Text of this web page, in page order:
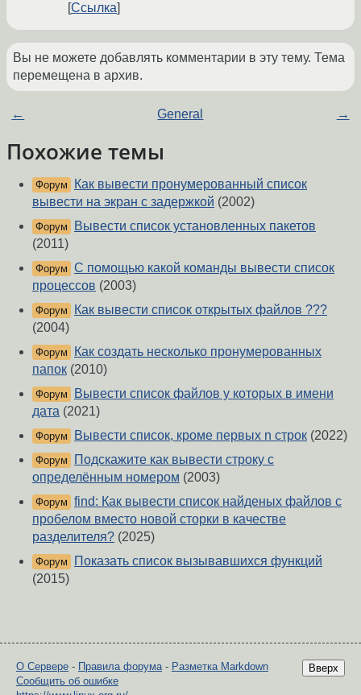
Ссылка
Вы не можете добавлять комментарии в эту тему. Тема
перемещена в архив.
← General →
Похожие темы
Форум
Как вывести пронумерованный список
вывести на экран с задержкой (2002)
Форум
Вывести список установленных пакетов
(2011)
Форум С помощью какой команды вывести список
процессов (2003)
Форум
Как вывести список открытых файлов ???
(2004)
Форум
Как создать несколько пронумерованных
папок (2010)
Форум
Вывести список файлов у которых в имени
дата (2021)
Форум Вывести список, кроме первых n строк (2022)
Форум
Подскажите как вывести строку с
определённым номером (2003)
Форум find: Как вывести список найденых файлов с
пробелом вместо новой сторки в качестве
разделителя? (2025)
Форум
Показать список вызывавшихся функций
(2015)
Вверх
О Сервере - Правила форума- Разметка Markdown
Сообщить об ошибке